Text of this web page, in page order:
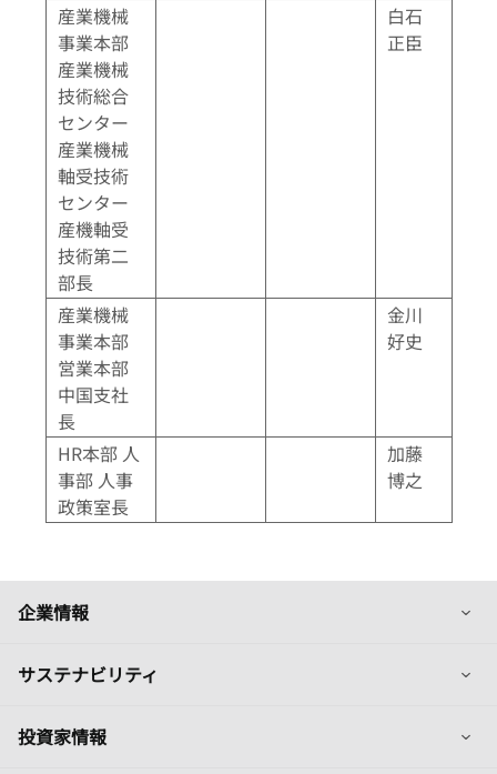
産業機械
事業本部
産業機械
技術総合
センター
産業機械
軸受技術
センター
産機軸受
技術第二
部長
白石
正臣
産業機械
事業本部
営業本部
中国支社
長
金川
好史
HR本部 人
事部 人事
政策室長
加藤
博之
企業情報 列
サステナビリティ 列
投資家情報 列